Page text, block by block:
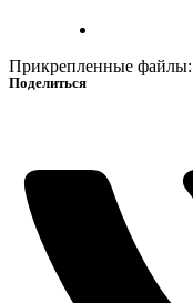
Прикрепленные файлы:
Поделиться